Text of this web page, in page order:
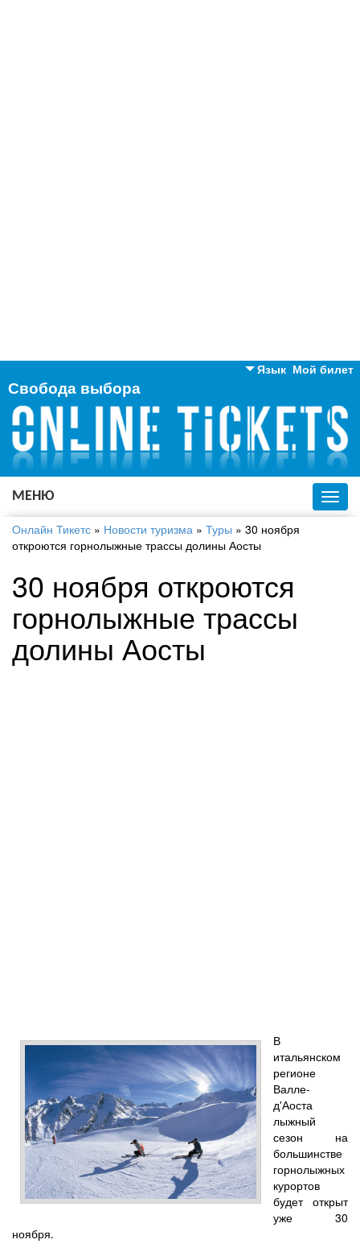
Мой билет
Язык
Английский
Русский
Украинский
Свобода выбора
МЕНЮ
Онлайн Тикетс » Новости туризма » Туры » 30 ноября
откроются горнолыжные трассы долины Аосты
30 ноября откроются
горнолыжные трассы
долины Аосты
В
итальянском
регионе
Валле-
д'Аоста
лыжный
сезон на
большинстве
горнолыжных
курортов
будет открыт
уже 30
ноября.